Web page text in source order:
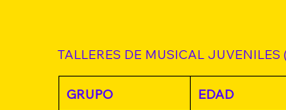
TALLERES DE MUSICAL JUVENILES
GRUPO EDAD